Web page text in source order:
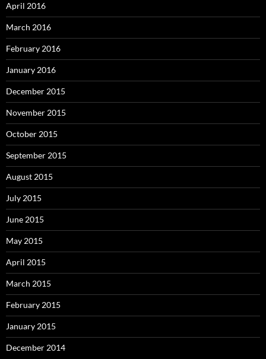
April 2016
March 2016
February 2016
January 2016
December 2015
November 2015
October 2015
September 2015
August 2015
July 2015
June 2015
May 2015
April 2015
March 2015
February 2015
January 2015
December 2014